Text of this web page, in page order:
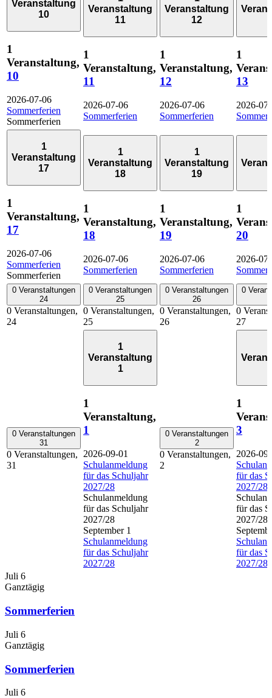
Veranstaltung
10
1
Veranstaltung,
10
2026-07-06
Sommerferien
Sommerferien
Veranstaltung
11
1
Veranstaltung,
11
2026-07-06
Sommerferien
Veranstaltung
12
1
Veranstaltung,
12
2026-07-06
Sommerferien
1
13
2026-
1
Veranstaltung
17
1
Veranstaltung,
17
2026-07-06
Sommerferien
Sommerferien
1
Veranstaltung
18
1
Veranstaltung,
18
2026-07-06
Sommerferien
1
Veranstaltung
19
1
Veranstaltung,
19
2026-07-06
Sommerferien
1
20
2026-
0 Veranstaltungen
24
0 Veranstaltungen,
24
0 Veranstaltungen
25
0 Veranstaltungen,
25
0 Veranstaltungen
26
0 Veranstaltungen,
26
0
0
27
0 Veranstaltungen
31
0 Veranstaltungen,
31
1
Veranstaltung
1
1
Veranstaltung,
1
2026-09-01
Schulanmeldung
für das Schuljahr
2027/28
Schulanmeldung
für das Schuljahr
2027/28
September 1
Schulanmeldung
für das Schuljahr
2027/28
0 Veranstaltungen
2
0 Veranstaltungen,
2
1
3
2026-
für das
2027/28
für das
2027/28
für das
2027/28
Juli 6
Ganztägig
Sommerferien
Juli 6
Ganztägig
Sommerferien
Juli 6